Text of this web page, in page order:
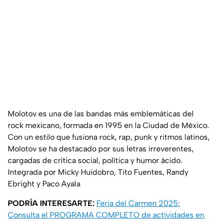
Molotov es una de las bandas más emblemáticas del
rock mexicano, formada en 1995 en la Ciudad de México.
Con un estilo que fusiona rock, rap, punk y ritmos latinos,
Molotov se ha destacado por sus letras irreverentes,
cargadas de crítica social, política y humor ácido.
Integrada por Micky Huidobro, Tito Fuentes, Randy
Ebright y Paco Ayala
PODRÍA INTERESARTE: Feria del Carmen 2025:
Consulta el PROGRAMA COMPLETO de actividades en